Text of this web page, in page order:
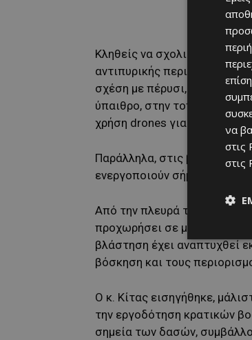
Κληθείς να σχολιάσει τον
αντιπυρικής περιόδου, ο κ.
σχέση με πέρυσι,
ύπαιθρο, στην τοποθέτηση
χρήση drones για σκοπούς
Παράλληλα, στις
ενεργοποιούν σήμα
Από την πλευρά του, ο
προχωρήσει σε μεγάλο
βλάστηση έχει αναπτυχθεί
βόσκηση και τους
Ο κ. Κίτας εισηγήθηκε,
την εργοδότηση κρατικών
σημεία των δασών,
να
στις
στις